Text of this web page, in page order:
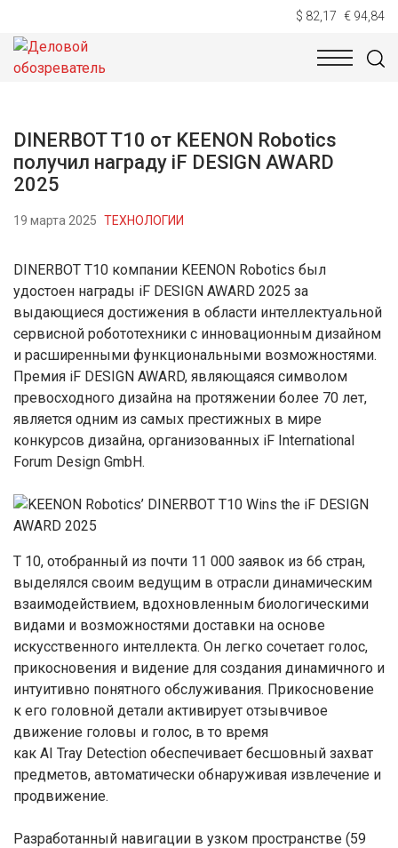
$ 82,17 € 94,84
НОВОСТИ
DINERBOT T10 от KEENON Robotics
получил награду iF DESIGN AWARD
2025
19 марта 2025 ТЕХНОЛОГИИ
DINERBOT T10 компании KEENON Robotics был
удостоен награды iF DESIGN AWARD 2025 за
выдающиеся достижения в области интеллектуальной
сервисной робототехники с инновационным дизайном
и расширенными функциональными возможностями.
Премия iF DESIGN AWARD, являющаяся символом
превосходного дизайна на протяжении более 70 лет,
является одним из самых престижных в мире
конкурсов дизайна, организованных iF International
Forum Design GmbH.
T 10, отобранный из почти 11 000 заявок из 66 стран,
выделялся своим ведущим в отрасли динамическим
взаимодействием, вдохновленным биологическими
видами и возможностями доставки на основе
искусственного интеллекта. Он легко сочетает голос,
прикосновения и видение для создания динамичного и
интуитивно понятного обслуживания. Прикосновение
к его головной детали активирует отзывчивое
движение головы и голос, в то время
как AI Tray Detection обеспечивает бесшовный захват
предметов, автоматически обнаруживая извлечение и
продвижение.
Разработанный навигации в узком пространстве (59